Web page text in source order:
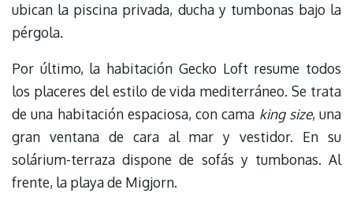
ubican la piscina privada, ducha y tumbonas bajo la
pérgola.
Por último, la habitación Gecko Loft resume todos
los placeres del estilo de vida mediterráneo. Se trata
de una habitación espaciosa, con cama king size, una
gran ventana de cara al mar y vestidor. En su
solárium-terraza dispone de sofás y tumbonas. Al
frente, la playa de Migjorn.